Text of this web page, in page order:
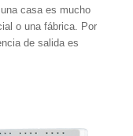
casa es mucho
o una fábrica. Por
de salida es